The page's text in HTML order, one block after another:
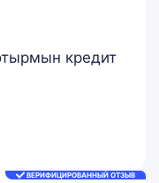
кредит
ВЕРИФИЦИРОВАННЫЙ ОТЗЫВ